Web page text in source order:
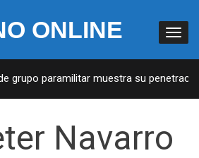
ONLINE
paramilitar muestra su
Navarro